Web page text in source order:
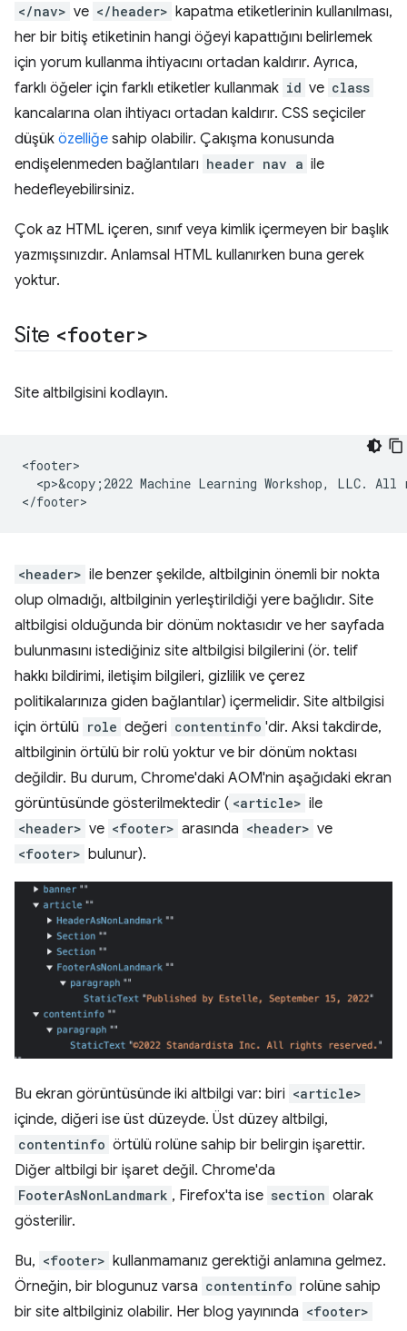
</nav> ve </header> kapatma etiketlerinin kullanılması,
her bir bitiş etiketinin hangi öğeyi kapattığını belirlemek
için yorum kullanma ihtiyacını ortadan kaldırır. Ayrıca,
farklı öğeler için farklı etiketler kullanmak id ve class
kancalarına olan ihtiyacı ortadan kaldırır. CSS seçiciler
düşük özelliğe sahip olabilir. Çakışma konusunda
endişelenmeden bağlantıları header nav a ile
hedefleyebilirsiniz.
Çok az HTML içeren, sınıf veya kimlik içermeyen bir başlık
yazmışsınızdır. Anlamsal HTML kullanırken buna gerek
yoktur.
Site <footer>
Site altbilgisini kodlayın.
<footer>
<p>&copy;2022 Machine Learning Workshop, LLC. All
<header> ile benzer şekilde, altbilginin önemli bir nokta
olup olmadığı, altbilginin yerleştirildiği yere bağlıdır. Site
altbilgisi olduğunda bir dönüm noktasıdır ve her sayfada
bulunmasını istediğiniz site altbilgisi bilgilerini (ör. telif
hakkı bildirimi, iletişim bilgileri, gizlilik ve çerez
politikalarınıza giden bağlantılar) içermelidir. Site altbilgisi
için örtülü role değeri contentinfo 'dir. Aksi takdirde,
altbilginin örtülü bir rolü yoktur ve bir dönüm noktası
değildir. Bu durum, Chrome'daki AOM'nin aşağıdaki ekran
görüntüsünde gösterilmektedir ( <article> ile
<header> ve <footer> arasında <header> ve
<footer> bulunur).
Bu ekran görüntüsünde iki altbilgi var: biri <article>
içinde, diğeri ise üst düzeyde. Üst düzey altbilgi,
contentinfo örtülü rolüne sahip bir belirgin işarettir.
Diğer altbilgi bir işaret değil. Chrome'da
FooterAsNonLandmark , Firefox'ta ise section olarak
gösterilir.
Bu, <footer> kullanmamanız gerektiği anlamına gelmez.
Örneğin, bir blogunuz varsa contentinfo rolüne sahip
bir site altbilginiz olabilir. Her blog yayınında <footer>